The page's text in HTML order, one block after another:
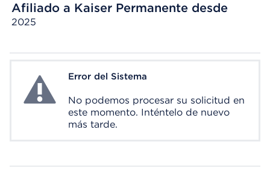
Afiliado a Kaiser Permanente desde
2025
System ErrorError del Sistema
No podemos procesar su solicitud en
este momento. Inténtelo de nuevo
más tarde.